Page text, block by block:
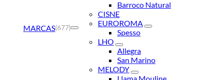
MARCAS(677)
Barroco Natural
CISNE
EUROROMA
Spesso
LHO
Allegra
San Marino
MELODY